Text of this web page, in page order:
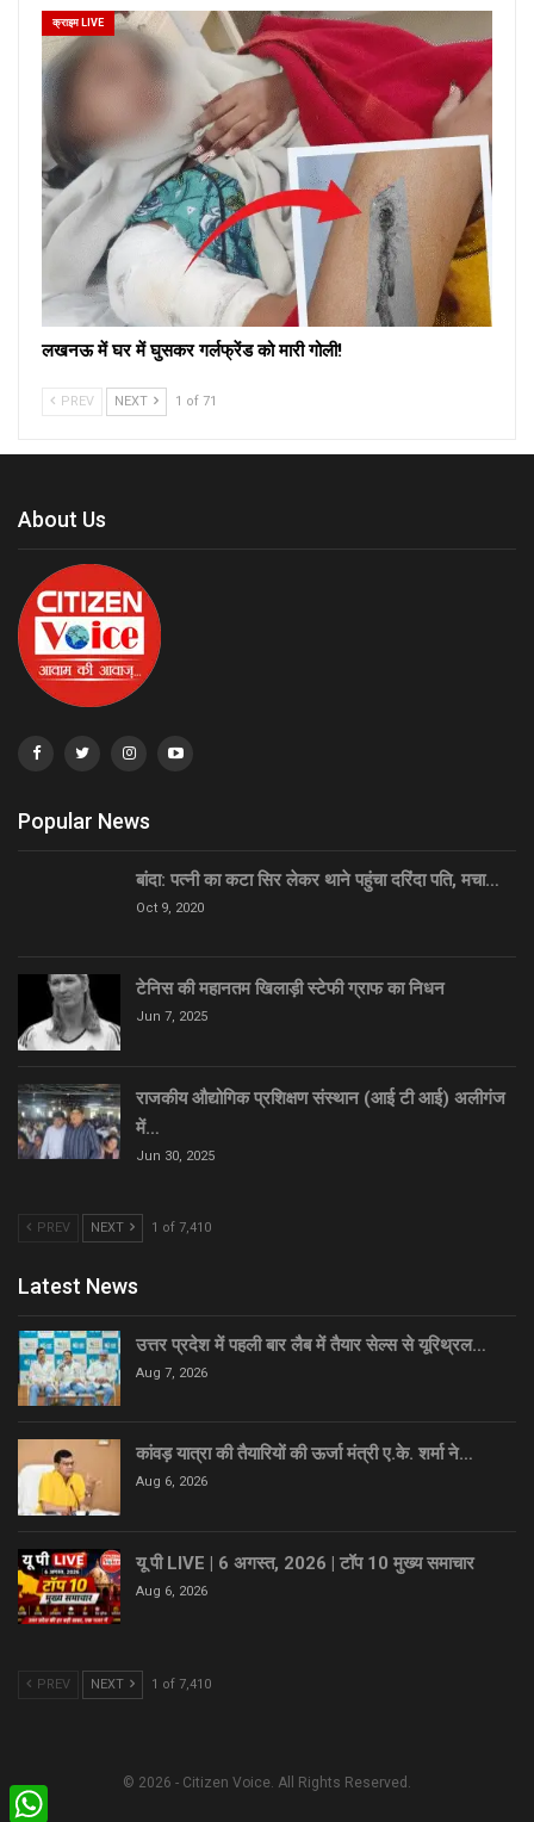
क्राइम LIVE
लखनऊ में घर में घुसकर गर्लफ्रेंड को मारी गोली!
PREV NEXT 1 of 71
About Us
Popular News
बांदा: पत्नी का कटा सिर लेकर थाने पहुंचा दरिंदा पति, मचा…
Oct 9, 2020
टेनिस की महानतम खिलाड़ी स्टेफी ग्राफ का निधन
Jun 7, 2025
राजकीय औद्योगिक प्रशिक्षण संस्थान (आई टी आई) अलीगंज
में…
Jun 30, 2025
PREV NEXT 1 of 7,410
Latest News
उत्तर प्रदेश में पहली बार लैब में तैयार सेल्स से यूरिथ्रल…
Aug 7, 2026
कांवड़ यात्रा की तैयारियों की ऊर्जा मंत्री ए.के. शर्मा ने…
Aug 6, 2026
यू पी LIVE | 6 अगस्त, 2026 | टॉप 10 मुख्य समाचार
Aug 6, 2026
PREV NEXT 1 of 7,410
© 2026 - Citizen Voice. All Rights Reserved.